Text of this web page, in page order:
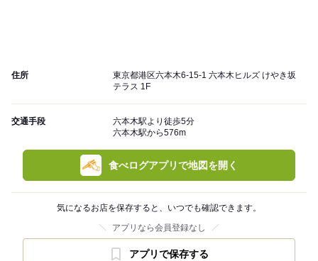
住所
東京都港区六本木6-15-1 六本木ヒルズ けやき坂
テラス 1F
交通手段
六本木駅より徒歩5分
六本木駅から576m
食べログアプリで地図を開く
気になるお店を保存すると、いつでも確認できます。
アプリなら会員登録なし
アプリで保存する